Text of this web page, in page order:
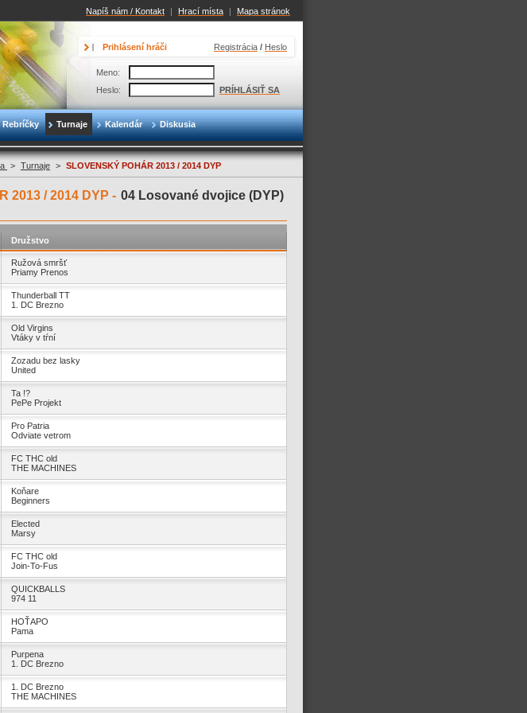
Napíš nám / Kontakt | Hrací místa | Mapa stránok
Rebríčky Turnaje Kalendár Diskusia
Prihlásení hráči Registrácia / Heslo
Meno:
Heslo:
PRÍHLÁSIŤ SA
> Turnaje > SLOVENSKÝ POHÁR 2013 / 2014 DYP
2013 / 2014 DYP - 04 Losované dvojice (DYP)
Družstvo
Ružová smršť
Priamy Prenos
Thunderball TT
1. DC Brezno
Old Virgins
Vtáky v tŕní
Zozadu bez lasky
United
Ta !?
PePe Projekt
Pro Patria
Odviate vetrom
FC THC old
THE MACHINES
Koňare
Beginners
Elected
Marsy
FC THC old
Join-To-Fus
QUICKBALLS
974 11
HOŤAPO
Pama
Purpena
1. DC Brezno
1. DC Brezno
THE MACHINES